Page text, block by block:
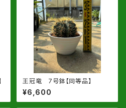
王冠竜 7号鉢【同等品】
¥6,600